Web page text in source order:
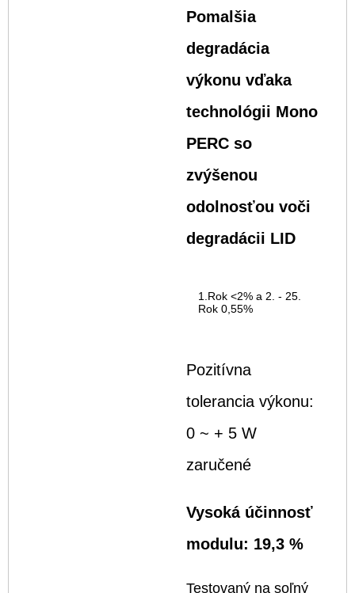
Pomalšia
degradácia
výkonu vďaka
technológii Mono
PERC so
zvýšenou
odolnosťou voči
degradácii LID
1.Rok <2% a 2. - 25.
Rok 0,55%
Pozitívna
tolerancia výkonu:
0 ~ + 5 W
zaručené
Vysoká účinnosť
modulu: 19,3 %
Testovaný na soľný